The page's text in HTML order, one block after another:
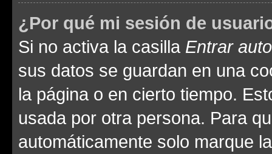
¿Por qué mi sesión de
Si no activa la casilla Entrar
sus datos se guardan en una
la página o en cierto tiempo.
usada por otra persona. Para
automáticamente solo marque